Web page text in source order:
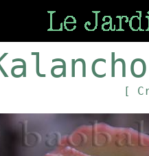
[